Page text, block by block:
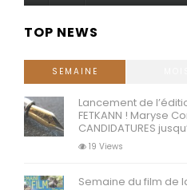
TOP NEWS
SEMAINE
Lancement de
FETKANN ! Maryse
CANDIDATURES
19 Views
Semaine du film de